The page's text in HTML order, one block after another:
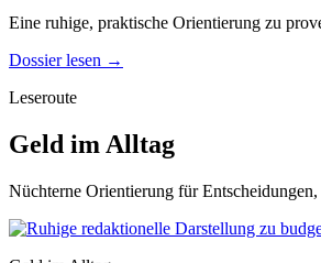
Eine ruhige, praktische Orientierung zu
Dossier lesen →
Leseroute
Geld im Alltag
Nüchterne Orientierung für